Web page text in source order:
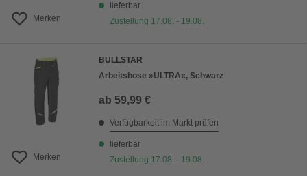
Merken
lieferbar
Zustellung 17.08. - 19.08.
Merken
BULLSTAR
Arbeitshose »ULTRA«, Schwarz
ab 59,99 €
Verfügbarkeit im Markt prüfen
lieferbar
Zustellung 17.08. - 19.08.